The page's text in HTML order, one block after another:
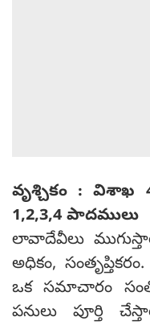
వృశ్చికం : విశాఖ
1,2,3,4 పాదములు
లావాదేవీలు
అధికం,
ఒక సమాచారం
పనులు పూర్తి